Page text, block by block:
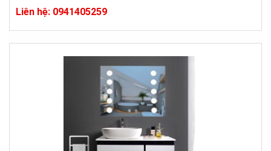
Liên hệ: 0941405259